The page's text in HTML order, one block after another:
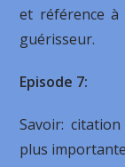
et référence à
guérisseur.
Episode 7:
Savoir: citation
plus